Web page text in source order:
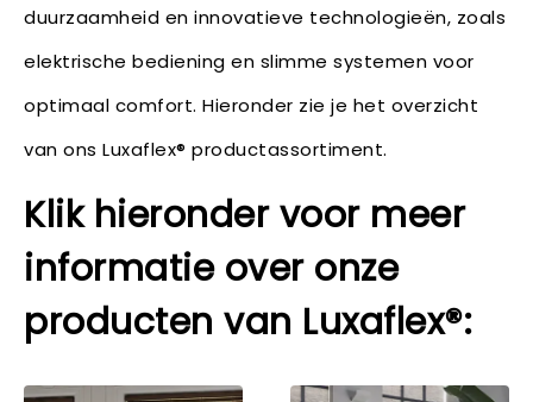
duurzaamheid en innovatieve technologieën, zoals
elektrische bediening en slimme systemen voor
optimaal comfort. Hieronder zie je het overzicht
van ons Luxaflex® productassortiment.
Klik hieronder voor meer
informatie over onze
producten van Luxaflex®: